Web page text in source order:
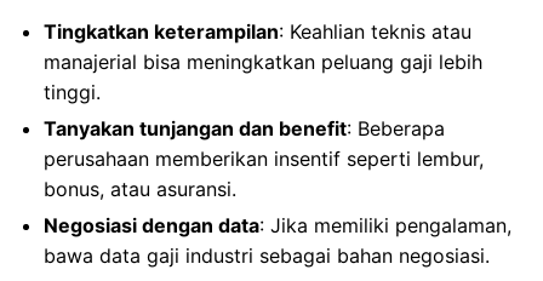
Tingkatkan keterampilan: Keahlian teknis atau
manajerial bisa meningkatkan peluang gaji lebih
tinggi.
Tanyakan tunjangan dan benefit: Beberapa
perusahaan memberikan insentif seperti lembur,
bonus, atau asuransi.
Negosiasi dengan data: Jika memiliki pengalaman,
bawa data gaji industri sebagai bahan negosiasi.